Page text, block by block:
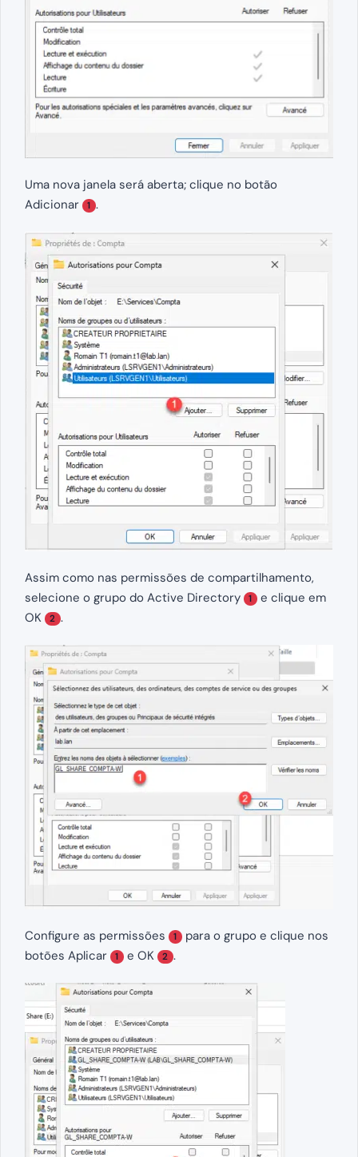
Uma nova janela será aberta; clique no botão
Adicionar
1 .
Assim como nas permissões de compartilhamento,
selecione o grupo do Active Directory
1 e clique em
OK
2 .
Configure as permissões 1 para o grupo e clique nos
botões Aplicar
1 e OK 2 .